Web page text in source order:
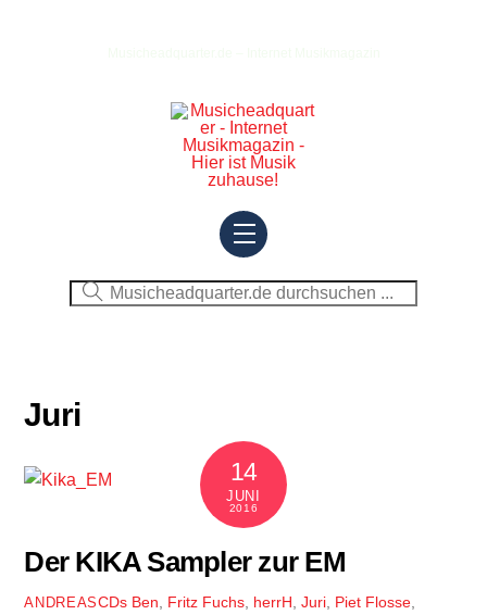
Menu
Juri
14
JUNI
2016
Der KIKA Sampler zur EM
ANDREASCDs Ben Fritz Fuchs, herrH Juri, Piet Flosse,